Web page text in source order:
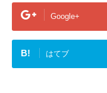
Google+
B! はてブ